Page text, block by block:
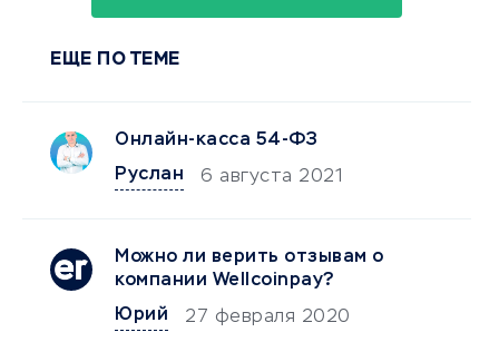
ЕЩЕ ПО ТЕМЕ
Онлайн-касса 54-ФЗ
Руслан
6 августа 2021
Можно ли верить отзывам о
компании Wellcoinpay?
Юрий
27 февраля 2020